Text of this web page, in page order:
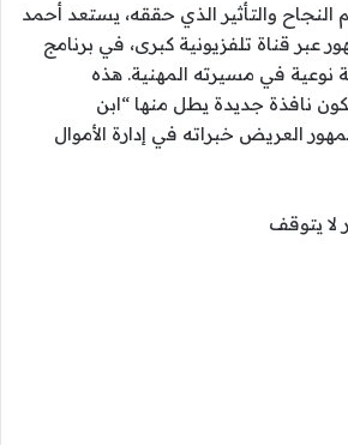
والتأثير الذي حققه، يستعد أحمد
عبر قناة تلفزيونية كبرى، في برنامج
في مسيرته المهنية. هذه
نافذة جديدة يطل منها “ابن
العريض خبراته في إدارة الأموال
لا يتوقف